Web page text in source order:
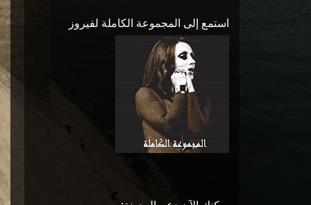
استمع إلى المجموعة الكاملة لفيروز